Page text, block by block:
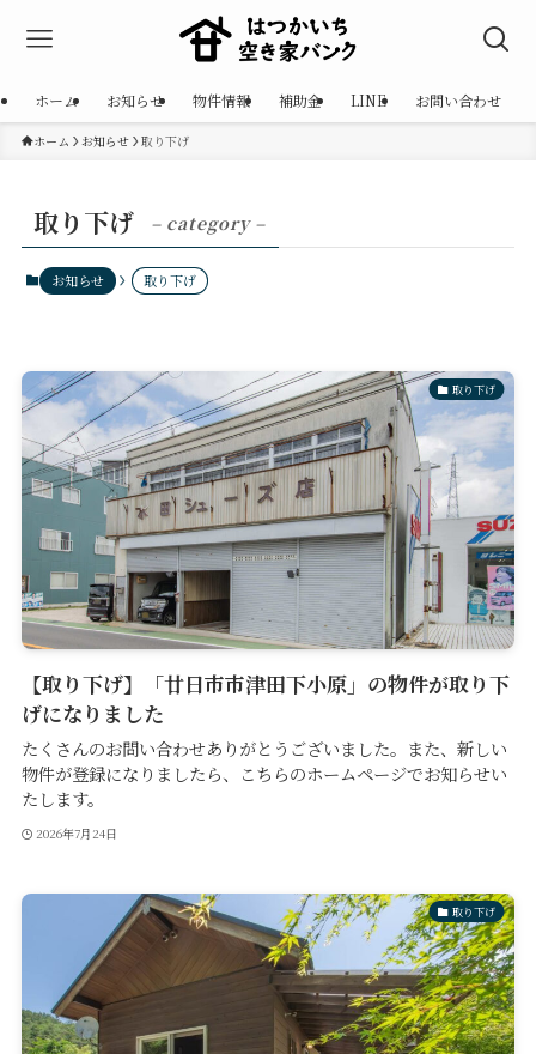
ホーム お知らせ 物件情報 補助金 LINE お問い合わせ
ホーム お知らせ 取り下げ
取り下げ – category –
お知らせ 取り下げ
取り下げ
【取り下げ】「廿日市市津田下小原」の物件が取り下
げになりました
たくさんのお問い合わせありがとうございました。また、新しい
物件が登録になりましたら、こちらのホームページでお知らせい
たします。
2026年7月24日
取り下げ